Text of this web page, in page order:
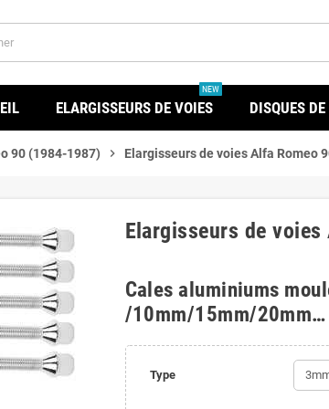
ELARGISSEURS DE VOIES
NEW
DISQUES
90 (1984-1987) chevron_right Elargisseurs de voies Alfa Romeo
Elargisseurs de
Cales aluminiums
/10mm/15mm/20mm…
Type